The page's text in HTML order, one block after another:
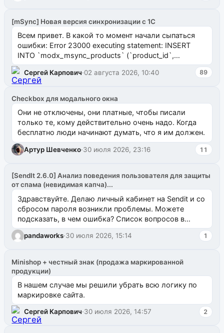
[mSync] Новая версия синхронизации с 1С
Всем привет. В какой то момент начали сыпаться
ошибки: Error 23000 executing statement: INSERT
INTO `modx_msync_products` (`product_id`,
`uuid_1c`) VALUES ...
Сергей Карпович·02 августа 2026, 10:40 89
Checkbox для модального окна
Они не отключены, они платные, чтобы писали
только те, кому действительно очень надо. Когда
бесплатно люди начинают думать, что я им должен.
Артур Шевченко·30 июля 2026, 23:16 11
[SendIt 2.6.0] Анализ поведения пользователя для защиты
от спама (невидимая капча)...
Здравствуйте. Делаю личный кабинет на Sendit и со
сбросом пароля возникли проблемы. Можете
подсказать, в чем ошибка? Список вопросов в
одноименном разделе на modx.pro пока пуст, и,...
pandaworks·30 июля 2026, 15:14 1
Minishop + честный знак (продажа маркированной
продукции)
В нашем случае мы решили убрать всю логику по
маркировке сайта.
Сергей Карпович·30 июля 2026, 14:57 2